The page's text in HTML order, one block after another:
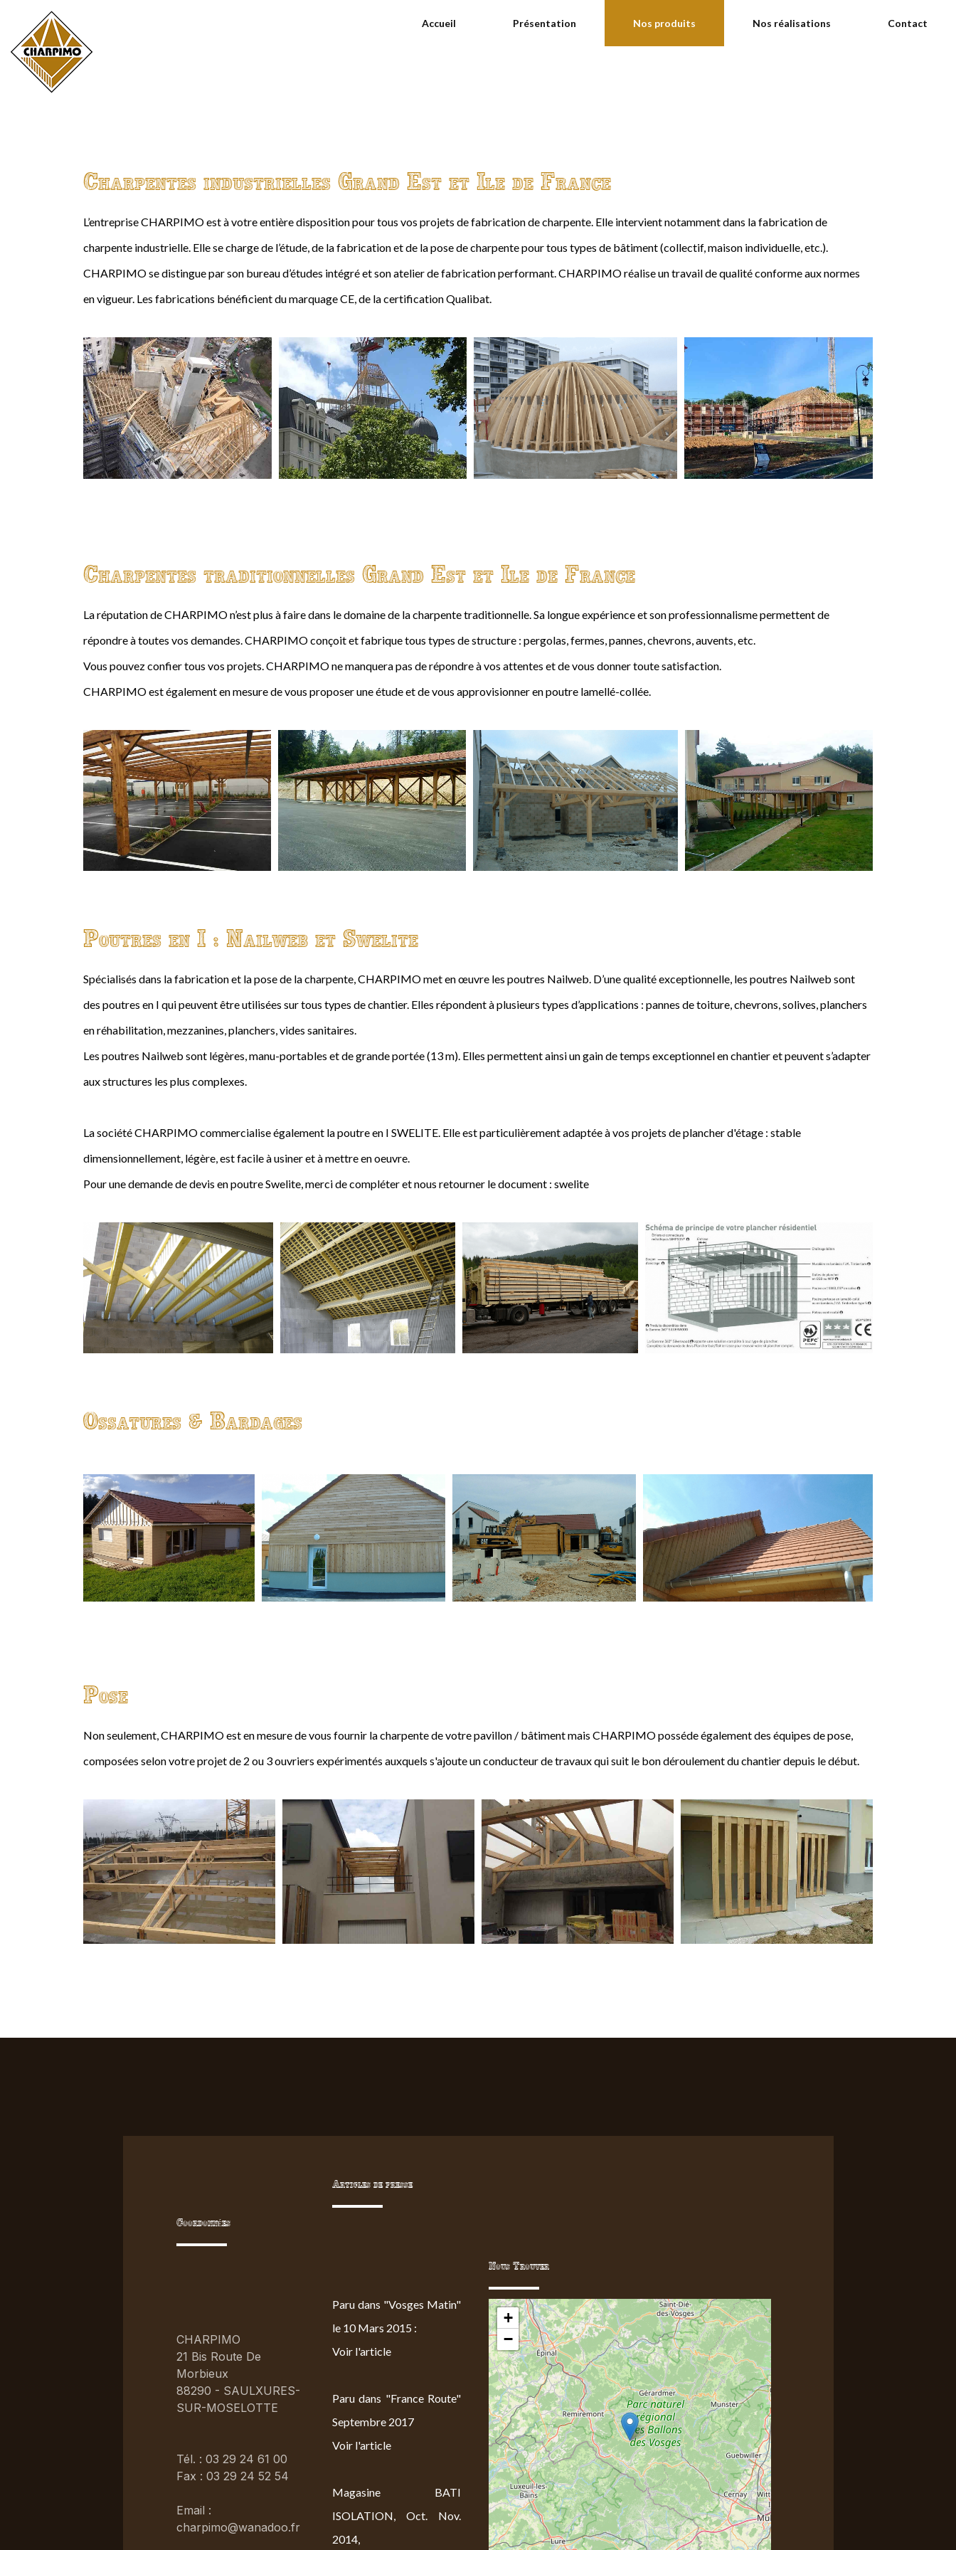
Accueil Présentation Nos produits Nos réalisations Contact
Charpentes industrielles Grand Est et Ile de France
L’entreprise CHARPIMO est à votre entière disposition pour tous vos projets de fabrication de charpente. Elle intervient notamment dans la fabrication de
charpente industrielle. Elle se charge de l’étude, de la fabrication et de la pose de charpente pour tous types de bâtiment (collectif, maison individuelle, etc.).
CHARPIMO se distingue par son bureau d’études intégré et son atelier de fabrication performant. CHARPIMO réalise un travail de qualité conforme aux normes
en vigueur. Les fabrications bénéficient du marquage CE, de la certification Qualibat.
Charpentes traditionnelles Grand Est et Ile de France
La réputation de CHARPIMO n’est plus à faire dans le domaine de la charpente traditionnelle. Sa longue expérience et son professionnalisme permettent de
répondre à toutes vos demandes. CHARPIMO conçoit et fabrique tous types de structure : pergolas, fermes, pannes, chevrons, auvents, etc.
Vous pouvez confier tous vos projets. CHARPIMO ne manquera pas de répondre à vos attentes et de vous donner toute satisfaction.
CHARPIMO est également en mesure de vous proposer une étude et de vous approvisionner en poutre lamellé-collée.
Poutres en I : Nailweb et Swelite
Spécialisés dans la fabrication et la pose de la charpente, CHARPIMO met en œuvre les poutres Nailweb. D’une qualité exceptionnelle, les poutres Nailweb sont
des poutres en I qui peuvent être utilisées sur tous types de chantier. Elles répondent à plusieurs types d’applications : pannes de toiture, chevrons, solives, planchers
en réhabilitation, mezzanines, planchers, vides sanitaires.
Les poutres Nailweb sont légères, manu-portables et de grande portée (13 m). Elles permettent ainsi un gain de temps exceptionnel en chantier et peuvent s’adapter
aux structures les plus complexes.
La société CHARPIMO commercialise également la poutre en I SWELITE. Elle est particulièrement adaptée à vos projets de plancher d'étage : stable
dimensionnellement, légère, est facile à usiner et à mettre en oeuvre.
Pour une demande de devis en poutre Swelite, merci de compléter et nous retourner le document : swelite
Ossatures & Bardages
Pose
Non seulement, CHARPIMO est en mesure de vous fournir la charpente de votre pavillon / bâtiment mais CHARPIMO posséde également des équipes de pose,
composées selon votre projet de 2 ou 3 ouvriers expérimentés auxquels s'ajoute un conducteur de travaux qui suit le bon déroulement du chantier depuis le début.
Coordonnées
CHARPIMO
21 Bis Route De
Morbieux
88290 - SAULXURES-
SUR-MOSELOTTE
Tél. : 03 29 24 61 00
Fax : 03 29 24 52 54
Email :
charpimo@wanadoo.fr
Articles de presse
Paru dans "Vosges Matin"
le 10 Mars 2015 :
Voir l'article
Paru dans "France Route"
Septembre 2017
Voir l'article
Magasine BATI
ISOLATION, Oct. Nov.
2014,
Nous Trouver
+
−